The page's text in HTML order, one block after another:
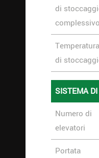
di
complessivo
Temperatura
di
SISTEMA
Numero di
elevatori
Portata